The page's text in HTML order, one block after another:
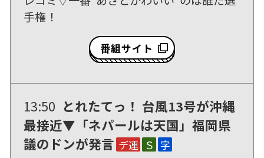
手権！
番組サイト
13:50 とれたてっ！ 台風13号が沖縄
最接近▼「ネパールは天国」福岡県
議のドンが発言 デ連 Ｓ 字